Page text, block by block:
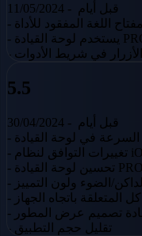
11/05/2024 - قبل أيام
اللغة المفقود للأداة
في شريط الأدوات
5.5
30/04/2024 - قبل أيام
الضوء ولون التمييز
المتعلقة باتجاه الجهاز
تصميم عرض المطور
- تقليل حجم التطبيق